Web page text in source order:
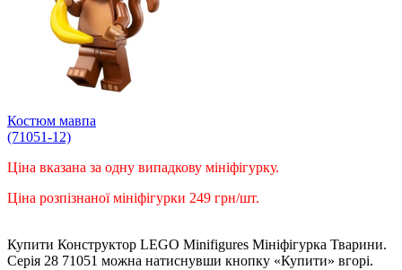
Костюм мавпа
(71051-12)
Ціна вказана за одну випадкову мініфігурку.
Ціна розпізнаної мініфігурки 249 грн/шт.
Купити Конструктор LEGO Minifigures Мініфігурка Тварини.
Серія 28 71051 можна натиснувши кнопку «Купити» вгорі.